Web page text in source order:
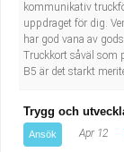
kommunikativ
uppdraget för dig.
har god vana av
Truckkort såväl som
B5 är det starkt
Trygg och
Ansök Apr 12